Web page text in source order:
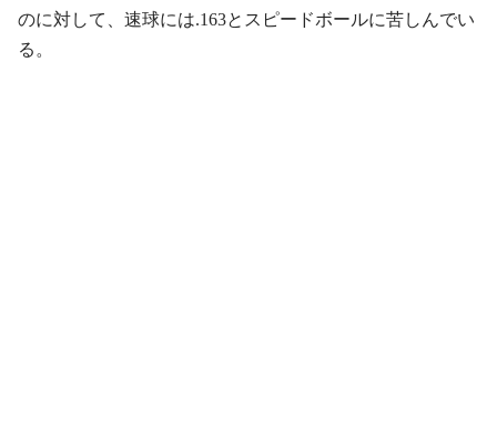
のに対して、速球には.163とスピードボールに苦しんでい
る。